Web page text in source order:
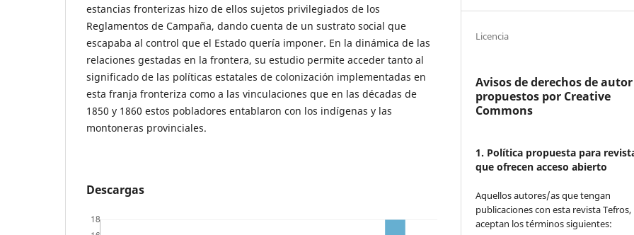
estancias fronterizas hizo de ellos sujetos privilegiados de los
Reglamentos de Campaña, dando cuenta de un sustrato social que
escapaba al control que el Estado quería imponer. En la dinámica de las
relaciones gestadas en la frontera, su estudio permite acceder tanto al
significado de las políticas estatales de colonización implementadas en
esta franja fronteriza como a las vinculaciones que en las décadas de
1850 y 1860 estos pobladores entablaron con los indígenas y las
montoneras provinciales.
Descargas
Licencia
Avisos de derechos de autor
propuestos por Creative
Commons
1. Política propuesta para
que ofrecen acceso abierto
Aquellos autores/as que tengan
publicaciones con esta revista Tefros,
aceptan los términos siguientes: